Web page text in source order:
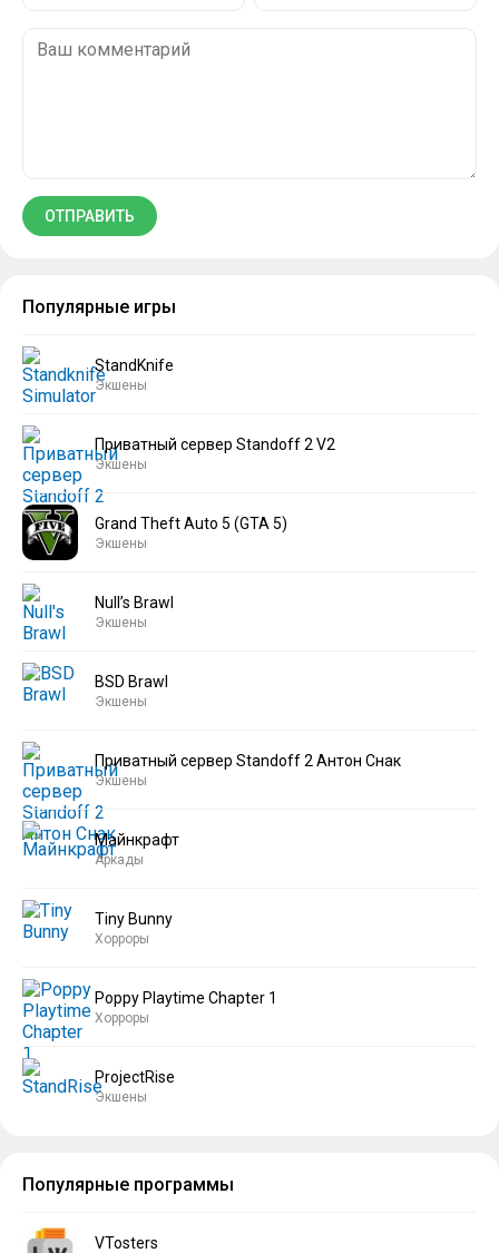
Популярные игры
StandKnife
Экшены
Приватный сервер Standoff 2 V2
Экшены
Grand Theft Auto 5 (GTA 5)
Экшены
Null’s Brawl
Экшены
BSD Brawl
Экшены
Приватный сервер Standoff 2 Антон Снак
Экшены
Майнкрафт
Аркады
Tiny Bunny
Хорроры
Poppy Playtime Chapter 1
Хорроры
ProjectRise
Экшены
Популярные программы
VTosters